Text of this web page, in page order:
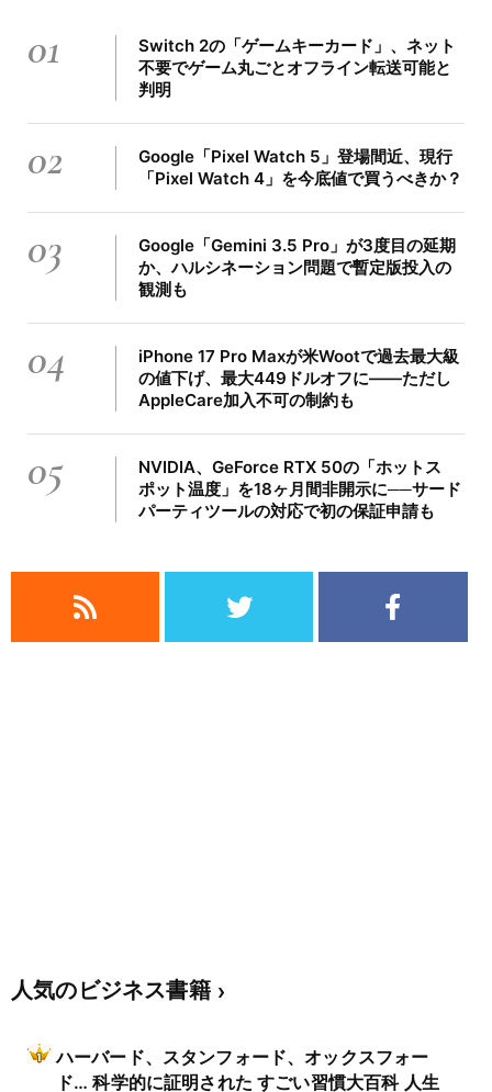
01
Switch 2の「ゲームキーカード」、ネット
不要でゲーム丸ごとオフライン転送可能と
判明
02
Google「Pixel Watch 5」登場間近、現行
「Pixel Watch 4」を今底値で買うべきか？
03
Google「Gemini 3.5 Pro」が3度目の延期
か、ハルシネーション問題で暫定版投入の
観測も
04
iPhone 17 Pro Maxが米Wootで過去最大級
の値下げ、最大449ドルオフに――ただし
AppleCare加入不可の制約も
05
NVIDIA、GeForce RTX 50の「ホットス
ポット温度」を18ヶ月間非開示に──サード
パーティツールの対応で初の保証申請も
人気のビジネス書籍
ハーバード、スタンフォード、オックスフォー
ド… 科学的に証明された すごい習慣大百科 人生